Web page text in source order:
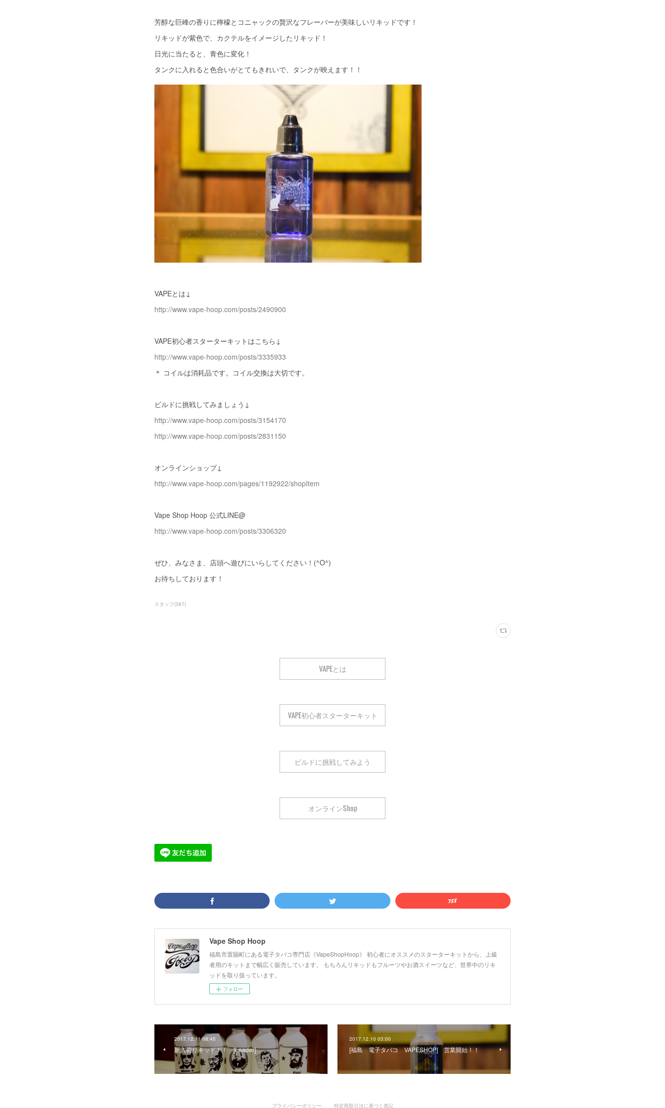
芳醇な巨峰の香りに檸檬とコニャックの贅沢なフレーバーが美味しいリキッドです！
リキッドが紫色で、カクテルをイメージしたリキッド！
日光に当たると、青色に変化！
タンクに入れると色合いがとてもきれいで、タンクが映えます！！
VAPEとは↓
http://www.vape-hoop.com/posts/2490900
VAPE初心者スターターキットはこちら↓
http://www.vape-hoop.com/posts/3335933
＊ コイルは消耗品です。コイル交換は大切です。
ビルドに挑戦してみましょう↓
http://www.vape-hoop.com/posts/3154170
http://www.vape-hoop.com/posts/2831150
オンラインショップ↓
http://www.vape-hoop.com/pages/1192922/shopItem
Vape Shop Hoop 公式LINE@
http://www.vape-hoop.com/posts/3306320
ぜひ、みなさま、店頭へ遊びにいらしてください！(^O^)
お待ちしております！
スタッフ(387)
VAPEとは
VAPE初心者スターターキット
ビルドに挑戦してみよう
オンラインShop
Vape Shop Hoop
福島市置賜町にある電子タバコ専門店《VapeShopHoop》 初心者にオススメのスターターキットから、上級
者用のキットまで幅広く販売しています。 もちろんリキッドもフルーツやお酒スイーツなど、世界中のリキ
ッドを取り扱っています。
フォロー
2017.12.11 08:45
新入荷リキッド！！ [Leader]
2017.12.10 03:00
[福島 電子タバコ VAPESHOP] 営業開始！！
プライバシーポリシー 特定商取引法に基づく表記